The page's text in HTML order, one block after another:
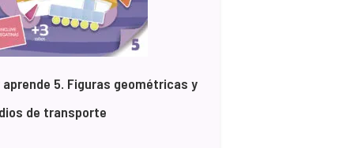
aprende 5. Figuras geométricas y
de transporte